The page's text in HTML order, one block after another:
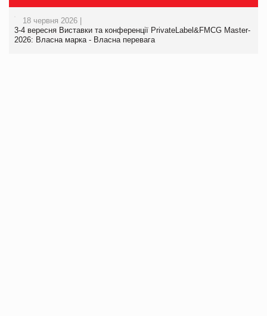
18 червня 2026 |
3-4 вересня Виставки та конференції PrivateLabel&FMCG Master-
2026: Власна марка - Власна перевага